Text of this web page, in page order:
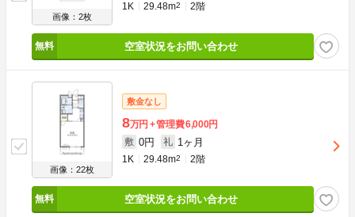
画像：2枚
1K 29.48m2 2階
空室状況をお問い合わせ
画像：22枚
敷金なし
8万円 管理費6,000円
敷 0円 礼 1ヶ月
1K 29.48m2 2階
空室状況をお問い合わせ